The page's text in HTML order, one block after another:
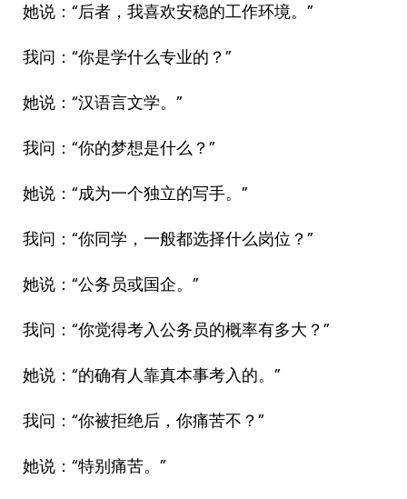
她说：“后者，我喜欢安稳的工作环境。”
我问：“你是学什么专业的？”
她说：“汉语言文学。”
我问：“你的梦想是什么？”
她说：“成为一个独立的写手。”
我问：“你同学，一般都选择什么岗位？”
她说：“公务员或国企。”
我问：“你觉得考入公务员的概率有多大？”
她说：“的确有人靠真本事考入的。”
我问：“你被拒绝后，你痛苦不？”
她说：“特别痛苦。”